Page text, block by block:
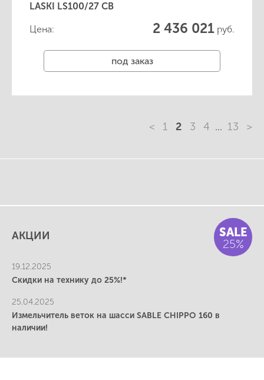
LASKI LS100/27 CВ
Цена: 2 436 021 руб.
под заказ
< 1 2 3 4 ... 13 >
АКЦИИ
SALE
25%
19.12.2025
Скидки на технику до 25%!*
25.04.2025
Измельчитель веток на шасси SABLE CHIPPO 160 в
наличии!